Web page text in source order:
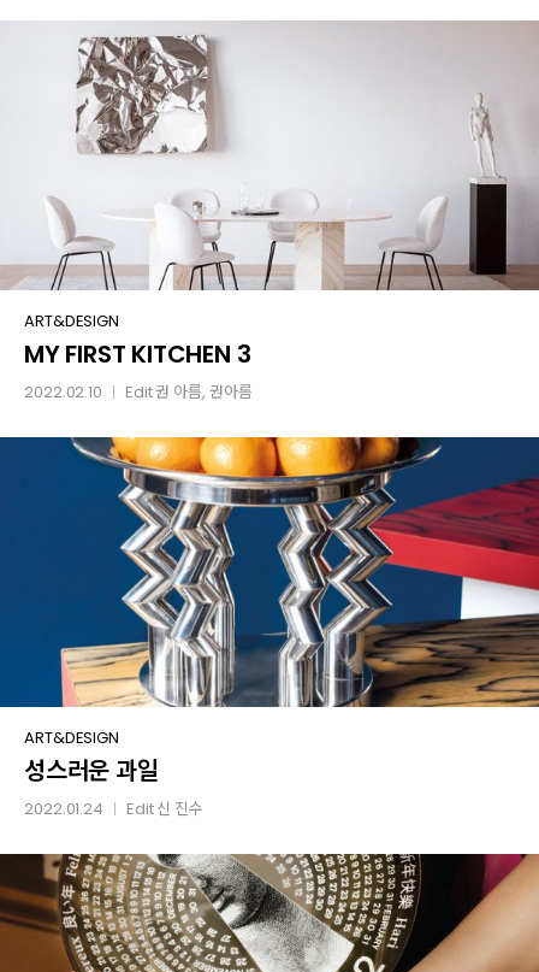
MY
FIRST
KITCHEN
ART&DESIGN
MY FIRST KITCHEN 3
2022.02.10 Edit권 아름, 권아름
성스러운
과일
ART&DESIGN
성스러운 과일
2022.01.24 Edit신 진수